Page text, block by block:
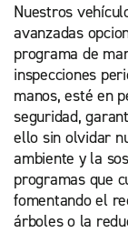
Nuestros
avanzadas
programa de
inspecciones
manos, esté en
seguridad,
ello sin olvidar
ambiente y la
programas que
fomentando el
árboles o la